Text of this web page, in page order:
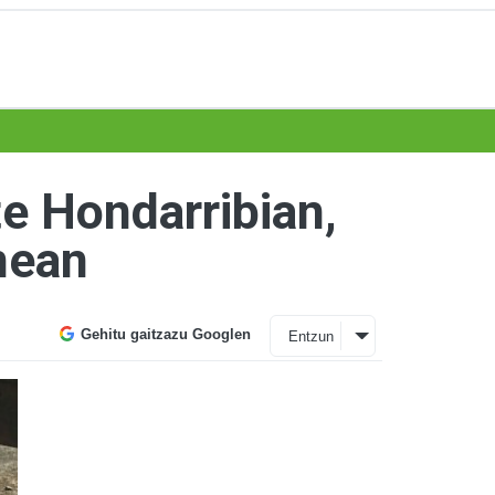
Hondarribian,
Gehitu gaitzazu Googlen Entzun